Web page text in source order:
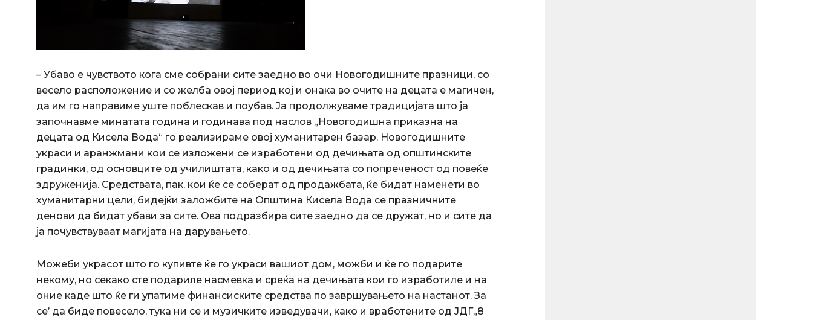
– Убаво е чувството кога сме собрани сите заедно во очи Новогодишните празници, со
весело расположение и со желба овој период кој и онака во очите на децата е магичен,
да им го направиме уште поблескав и поубав. Ја продолжуваме традицијата што ја
започнавме минатата година и годинава под наслов „Новогодишна приказна на
децата од Кисела Вода“ го реализираме овој хуманитарен базар. Новогодишните
украси и аранжмани кои се изложени се изработени од дечињата од општинските
градинки, од основците од училиштата, како и од дечињата со попреченост од повеќе
здруженија. Средствата, пак, кои ќе се соберат од продажбата, ќе бидат наменети во
хуманитарни цели, бидејќи заложбите на Општина Кисела Вода се празничните
денови да бидат убави за сите. Ова подразбира сите заедно да се дружат, но и сите да
ја почувствуваат магијата на дарувањето.
Можеби украсот што го купивте ќе го украси вашиот дом, можби и ќе го подарите
некому, но секако сте подариле насмевка и среќа на дечињата кои го изработиле и на
оние каде што ќе ги упатиме финансиските средства по завршувањето на настанот. За
се’ да биде повесело, тука ни се и музичките изведувачи, како и вработените од ЈДГ„8